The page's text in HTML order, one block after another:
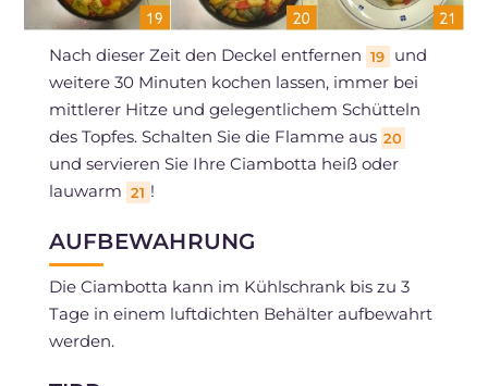
Nach dieser Zeit den Deckel entfernen 19
und
weitere 30 Minuten kochen lassen, immer bei
mittlerer Hitze und gelegentlichem Schütteln
des Topfes. Schalten Sie die Flamme aus 20
und servieren Sie Ihre Ciambotta heiß oder
lauwarm 21 !
AUFBEWAHRUNG
Die Ciambotta kann im Kühlschrank bis zu 3
Tage in einem luftdichten Behälter aufbewahrt
werden.